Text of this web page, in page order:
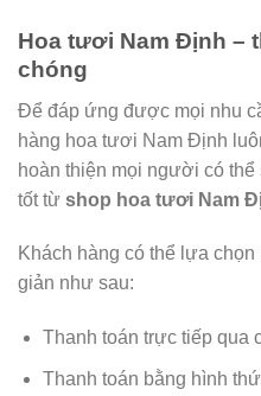
Hoa tươi Nam Định –
chóng
Để đáp ứng được mọi nhu
hàng hoa tươi Nam Định
hoàn thiện mọi người có
tốt từ shop hoa tươi Nam
Khách hàng có thể lựa
giản như sau:
Thanh toán trực tiếp qua
Thanh toán bằng hình